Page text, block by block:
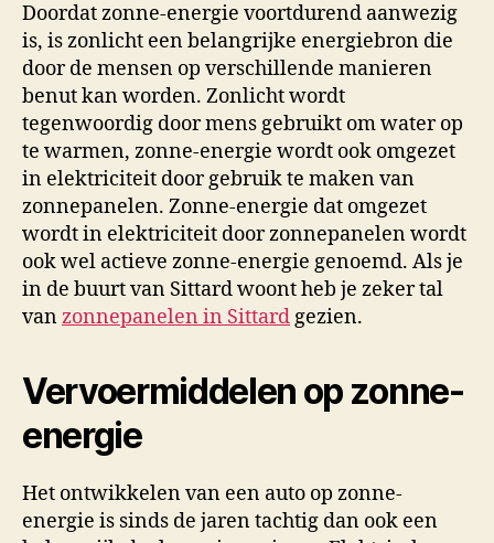
Doordat zonne-energie voortdurend aanwezig
is, is zonlicht een belangrijke energiebron die
door de mensen op verschillende manieren
benut kan worden. Zonlicht wordt
tegenwoordig door mens gebruikt om water op
te warmen, zonne-energie wordt ook omgezet
in elektriciteit door gebruik te maken van
zonnepanelen. Zonne-energie dat omgezet
wordt in elektriciteit door zonnepanelen wordt
ook wel actieve zonne-energie genoemd. Als je
in de buurt van Sittard woont heb je zeker tal
vanzonnepanelen in Sittardgezien.
Vervoermiddelen op zonne-
energie
Het ontwikkelen van een auto op zonne-
energie is sinds de jaren tachtig dan ook een